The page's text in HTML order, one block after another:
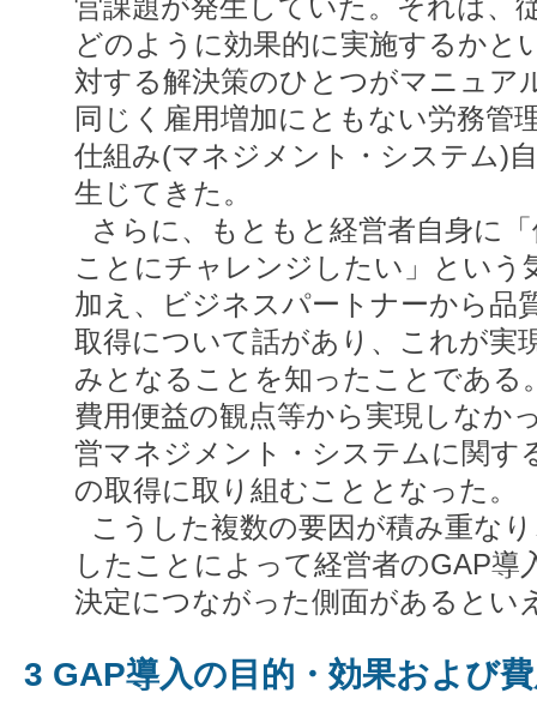
営課題が発生していた。それは、
どのように効果的に実施するかと
対する解決策のひとつがマニュア
同じく雇用増加にともない労務管
仕組み(マネジメント・システム)
生じてきた。
さらに、もともと経営者自身に
ことにチャレンジしたい」という
加え、ビジネスパートナーから品
取得について話があり、これが実
みとなることを知ったことである
費用便益の観点等から実現しなか
営マネジメント・システムに関す
の取得に取り組むこととなった。
こうした複数の要因が積み重な
したことによって経営者のGAP導
決定につながった側面があるとい
3 GAP導入の目的・効果および